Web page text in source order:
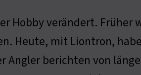
Hobby verändert. Früher
Heute, mit Liontron,
Angler berichten von